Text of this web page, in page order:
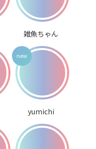
雑魚ちゃん
yumichi